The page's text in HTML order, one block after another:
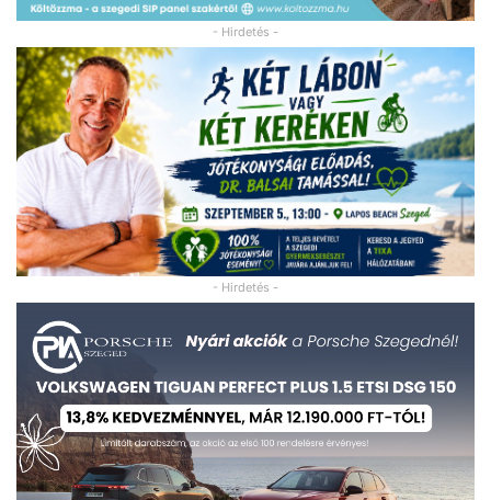
- Hirdetés -
- Hirdetés -